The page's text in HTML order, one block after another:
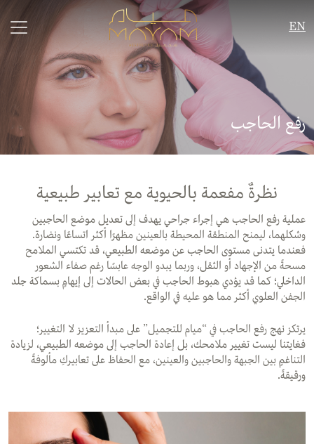
EN
رفع الحاجب
نظرةٌ مفعمة بالحيوية مع تعابير طبيعية
عملية رفع الحاجب هي إجراء جراحي يهدف إلى تعديل موضع الحاجبين
وشكلهما، ليمنح المنطقة المحيطة بالعينين مظهرًا أكثر اتساعًا ونضارة.
فعندما يتدنى مستوى الحاجب عن موضعه الطبيعي، قد تكتسي الملامح
مسحةً من الإجهاد أو الثقل، وربما يبدو الوجه عابسًا رغم صفاء الشعور
الداخلي؛ كما قد يؤدي هبوط الحاجب في بعض الحالات إلى إيهامٍ بسماكة جلد
الجفن العلوي أكثر مما هو عليه في الواقع.
يرتكز نهج رفع الحاجب في “ميام للتجميل” على مبدأ التعزيز لا التغيير؛
فغايتنا ليست تغيير ملامحك، بل إعادة الحاجب إلى موضعه الطبيعي، لزيادة
التناغمٍ بين الجبهة والحاجبين والعينين، مع الحفاظ على تعابيركِ مألوفةً
ورقيقةً.